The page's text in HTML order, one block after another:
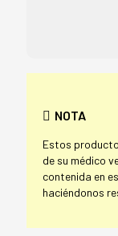
NOTA
Estos
de su médico
contenida en
haciéndonos